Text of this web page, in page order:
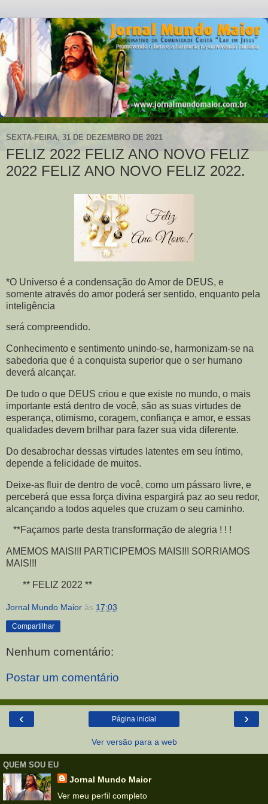
SEXTA-FEIRA, 31 DE DEZEMBRO DE 2021
FELIZ 2022 FELIZ ANO NOVO FELIZ
2022 FELIZ ANO NOVO FELIZ 2022.
*O Universo é a condensação do Amor de DEUS, e
somente através do amor poderá ser sentido, enquanto pela
inteligência
será compreendido.
Conhecimento e sentimento unindo-se, harmonizam-se na
sabedoria que é a conquista superior que o ser humano
deverá alcançar.
De tudo o que DEUS criou e que existe no mundo, o mais
importante está dentro de você, são as suas virtudes de
esperança, otimismo, coragem, confiança e amor, e essas
qualidades devem brilhar para fazer sua vida diferente.
Do desabrochar dessas virtudes latentes em seu íntimo,
depende a felicidade de muitos.
Deixe-as fluir de dentro de você, como um pássaro livre, e
perceberá que essa força divina espargirá paz ao seu redor,
alcançando a todos aqueles que cruzam o seu caminho.
**Façamos parte desta transformação de alegria ! ! !
AMEMOS MAIS!!! PARTICIPEMOS MAIS!!! SORRIAMOS
MAIS!!!
** FELIZ 2022 **
Jornal Mundo Maior às 17:03
Compartilhar
Nenhum comentário:
Postar um comentário
‹ ›
Página inicial
Ver versão para a web
QUEM SOU EU
Jornal Mundo Maior
Ver meu perfil completo